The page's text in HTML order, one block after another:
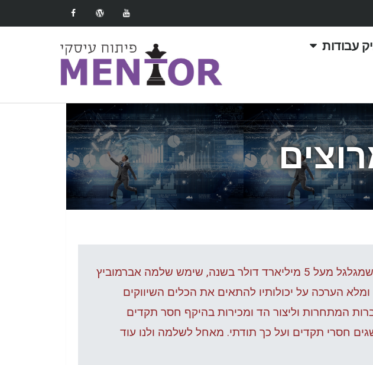
עבודות
באחד מהשווקים היותר תחרותיים בעולם הרפואי שמגלגל מעל 5 מיליארד דולר בשנה, שימש שלמה אברמוביץ
הערכה על יכולותיו להתאים את הכלים השיווקים
המתחרות וליצור הד ומכירות בהיקף חסר תקדים
חסרי תקדים ועל כך תודתי. מאחל לשלמה ולנו עוד